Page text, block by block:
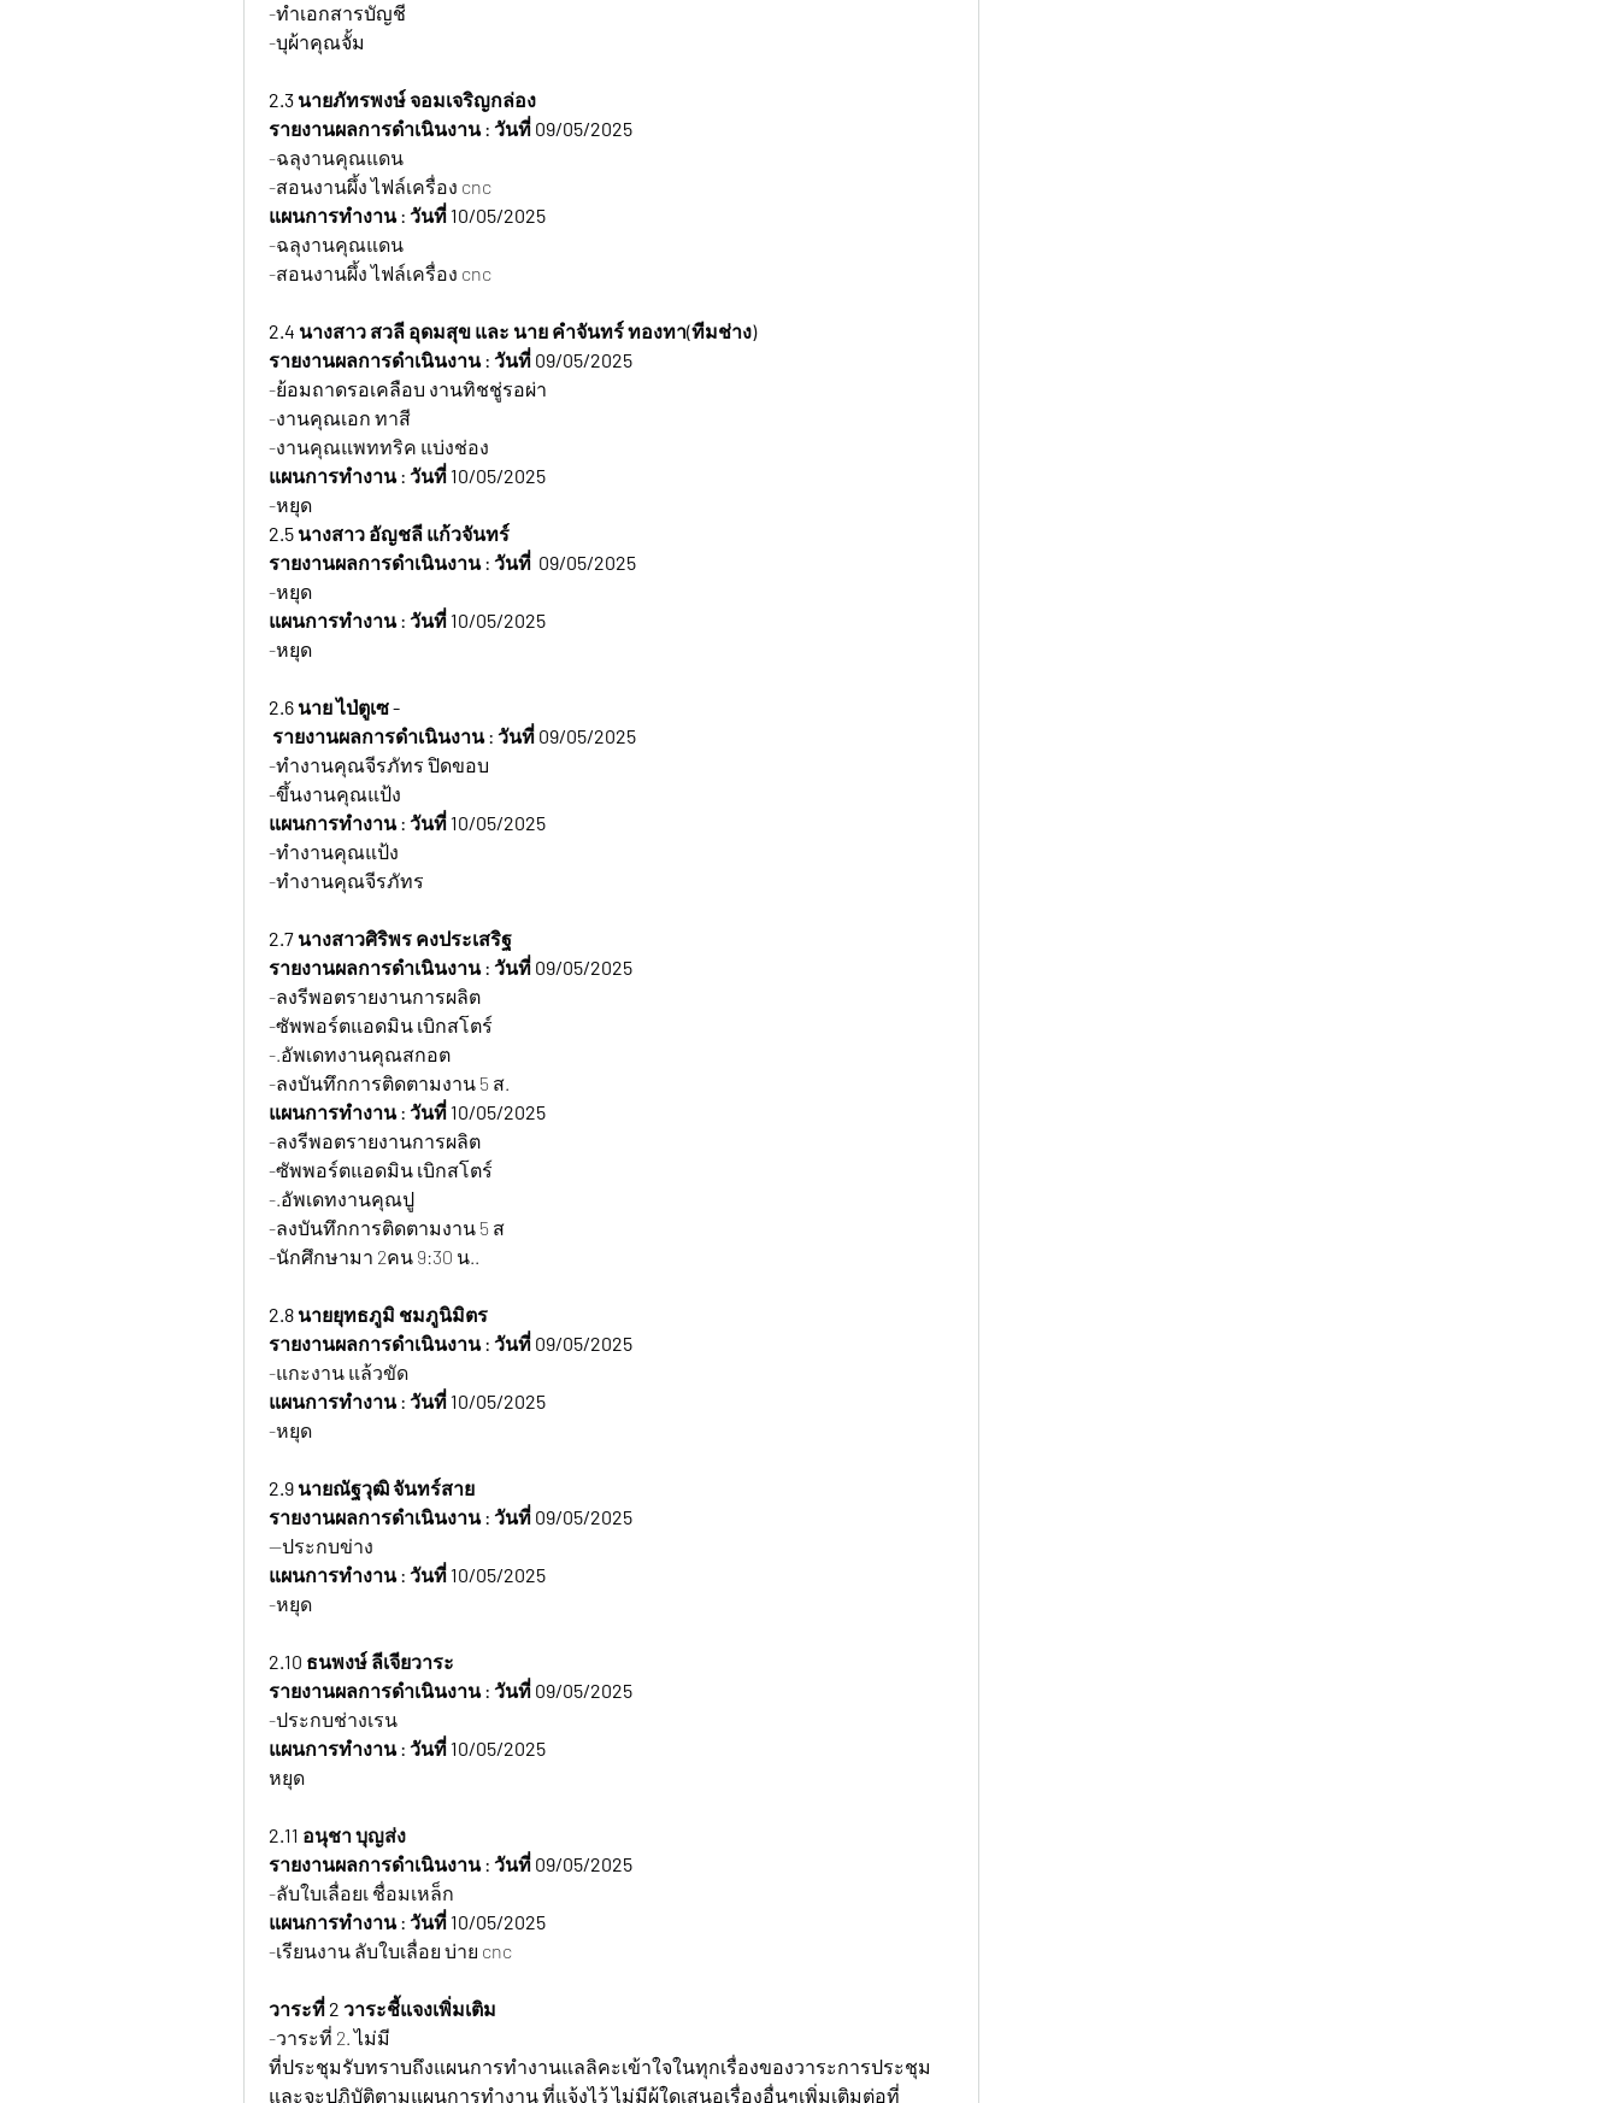
-ทำเอกสารบัญชี
-บุผ้าคุณจั้ม
2.3 นายภัทรพงษ์ จอมเจริญกล่อง
รายงานผลการดำเนินงาน : วันที่ 09/05/2025
-ฉลุงานคุณแดน
-สอนงานผึ้ง ไฟล์เครื่อง cnc
แผนการทำงาน : วันที่ 10/05/2025
-ฉลุงานคุณแดน
-สอนงานผึ้ง ไฟล์เครื่อง cnc
2.4 นางสาว สวลี อุดมสุข และ นาย คำจันทร์ ทองทา(ทีมช่าง)
รายงานผลการดำเนินงาน : วันที่ 09/05/2025
-ย้อมถาดรอเคลือบ งานทิชชู่รอผ่า
-งานคุณเอก ทาสี
-งานคุณแพททริค แบ่งช่อง
แผนการทำงาน : วันที่ 10/05/2025
-หยุด
2.5 นางสาว อัญชลี แก้วจันทร์
รายงานผลการดำเนินงาน : วันที่  09/05/2025
-หยุด
แผนการทำงาน : วันที่ 10/05/2025
-หยุด
2.6 นาย ไป่ตูเซ -
รายงานผลการดำเนินงาน : วันที่ 09/05/2025
-ทำงานคุณจีรภัทร ปิดขอบ
-ขึ้นงานคุณแป้ง
แผนการทำงาน : วันที่ 10/05/2025
-ทำงานคุณแป้ง
-ทำงานคุณจีรภัทร
2.7 นางสาวศิริพร คงประเสริฐ
รายงานผลการดำเนินงาน : วันที่ 09/05/2025
-ลงรีพอตรายงานการผลิต
-ซัพพอร์ตแอดมิน เบิกสโตร์
-.อัพเดทงานคุณสกอต
-ลงบันทึกการติดตามงาน 5 ส.
แผนการทำงาน : วันที่ 10/05/2025
-ลงรีพอตรายงานการผลิต
-ซัพพอร์ตแอดมิน เบิกสโตร์
-.อัพเดทงานคุณปู
-ลงบันทึกการติดตามงาน 5 ส
-นักศึกษามา 2คน 9:30 น..
2.8 นายยุทธภูมิ ชมภูนิมิตร
รายงานผลการดำเนินงาน : วันที่ 09/05/2025
-แกะงาน แล้วขัด
แผนการทำงาน : วันที่ 10/05/2025
-หยุด
2.9 นายณัฐวุฒิ จันทร์สาย
รายงานผลการดำเนินงาน : วันที่ 09/05/2025
--ประกบข่าง
แผนการทำงาน : วันที่ 10/05/2025
-หยุด
2.10 ธนพงษ์ ลีเจียวาระ
รายงานผลการดำเนินงาน : วันที่ 09/05/2025
-ประกบช่างเรน
แผนการทำงาน : วันที่ 10/05/2025
หยุด
2.11 อนุชา บุญส่ง
รายงานผลการดำเนินงาน : วันที่ 09/05/2025
-ลับใบเลื่อยเ ชื่อมเหล็ก
แผนการทำงาน : วันที่ 10/05/2025
-เรียนงาน ลับใบเลื่อย บ่าย cnc
วาระที่ 2 วาระชี้แจงเพิ่มเติม
-วาระที่ 2. ไม่มี
ที่ประชุมรับทราบถึงแผนการทำงานแลลิคะเข้าใจในทุกเรื่องของวาระการประชุม
และจะปฏิบัติตามแผนการทำงาน ที่แจ้งไว้ ไม่มีผู้ใดเสนอเรื่องอื่นๆเพิ่มเติมต่อที่